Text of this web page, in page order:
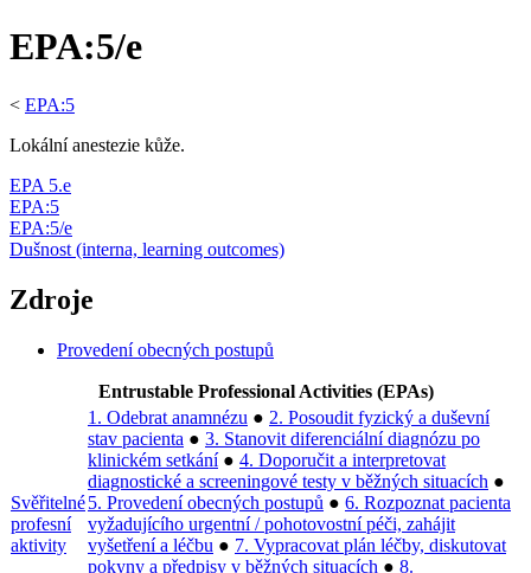
EPA:5/e
< EPA:5
Lokální anestezie kůže.
EPA 5.e
EPA:5
EPA:5/e
Dušnost (interna, learning outcomes)
Zdroje
Provedení obecných postupů
Entrustable Professional Activities (EPAs)
Svěřitelné
profesní
aktivity
1. Odebrat anamnézu ● 2. Posoudit fyzický a duševní
stav pacienta ● 3. Stanovit diferenciální diagnózu po
klinickém setkání● 4. Doporučit a interpretovat
diagnostické a screeningové testy v běžných situacích ●
5. Provedení obecných postupů ● 6. Rozpoznat pacienta
vyžadujícího urgentní / pohotovostní péči, zahájit
vyšetření a léčbu ● 7. Vypracovat plán léčby, diskutovat
pokyny a předpisy v běžných situacích ● 8.